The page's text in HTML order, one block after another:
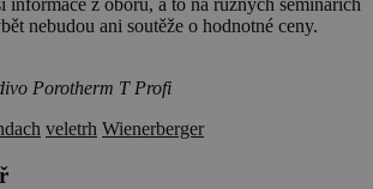
nebudou ani soutěže o hodnotné ceny.
Porotherm T Profi
veletrh Wienerberger